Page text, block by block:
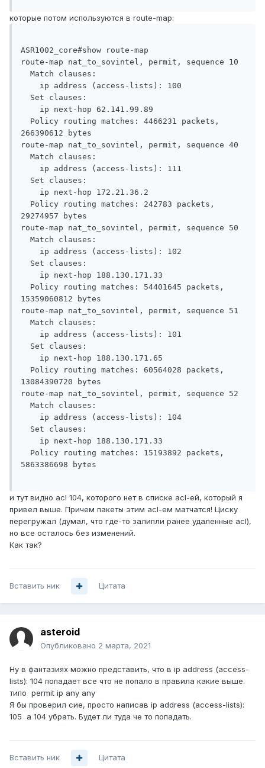
которые потом используются в route-map:
ASR1002_core#show route-map
route-map nat_to_sovintel, permit, sequence 10
Match clauses:
ip address (access-lists): 100
Set clauses:
ip next-hop 62.141.99.89
Policy routing matches: 4466231 packets,
266390612 bytes
route-map nat_to_sovintel, permit, sequence 40
Match clauses:
ip address (access-lists): 111
Set clauses:
ip next-hop 172.21.36.2
Policy routing matches: 242783 packets,
29274957 bytes
route-map nat_to_sovintel, permit, sequence 50
Match clauses:
ip address (access-lists): 102
Set clauses:
ip next-hop 188.130.171.33
Policy routing matches: 54401645 packets,
15359060812 bytes
route-map nat_to_sovintel, permit, sequence 51
Match clauses:
ip address (access-lists): 101
Set clauses:
ip next-hop 188.130.171.65
Policy routing matches: 60564028 packets,
13084390720 bytes
route-map nat_to_sovintel, permit, sequence 52
Match clauses:
ip address (access-lists): 104
Set clauses:
ip next-hop 188.130.171.33
Policy routing matches: 15193892 packets,
5863386698 bytes
и тут видно acl 104, которого нет в списке acl-ей, который я
привел выше. Причем пакеты этим acl-ем матчатся! Циску
перегружал (думал, что где-то залипли ранее удаленные acl),
но все осталось без изменений.
Как так?
Вставить ник Цитата
asteroid
Опубликовано 2 марта, 2021
Ну в фантазиях можно представить, что в ip address (access-
lists): 104 попадает все что не попало в правила какие выше.
типо permit ip any any
Я бы проверил сие, просто написав ip address (access-lists):
105 а 104 убрать. Будет ли туда че то попадать.
Вставить ник Цитата